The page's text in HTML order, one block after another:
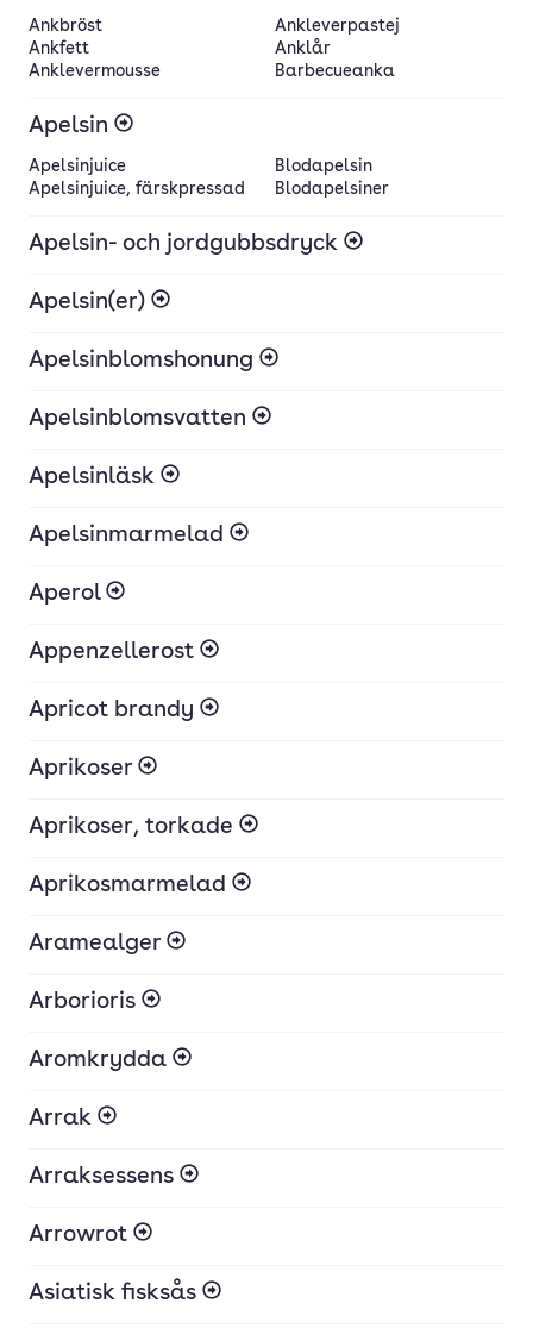
Ankbröst
Ankfett
Anklevermousse
Ankleverpastej
Anklår
Barbecueanka
Apelsin
Apelsinjuice
Apelsinjuice, färskpressad
Blodapelsin
Blodapelsiner
Apelsin- och jordgubbsdryck
Apelsin(er)
Apelsinblomshonung
Apelsinblomsvatten
Apelsinläsk
Apelsinmarmelad
Aperol
Appenzellerost
Apricot brandy
Aprikoser
Aprikoser, torkade
Aprikosmarmelad
Aramealger
Arborioris
Aromkrydda
Arrak
Arraksessens
Arrowrot
Asiatisk fisksås